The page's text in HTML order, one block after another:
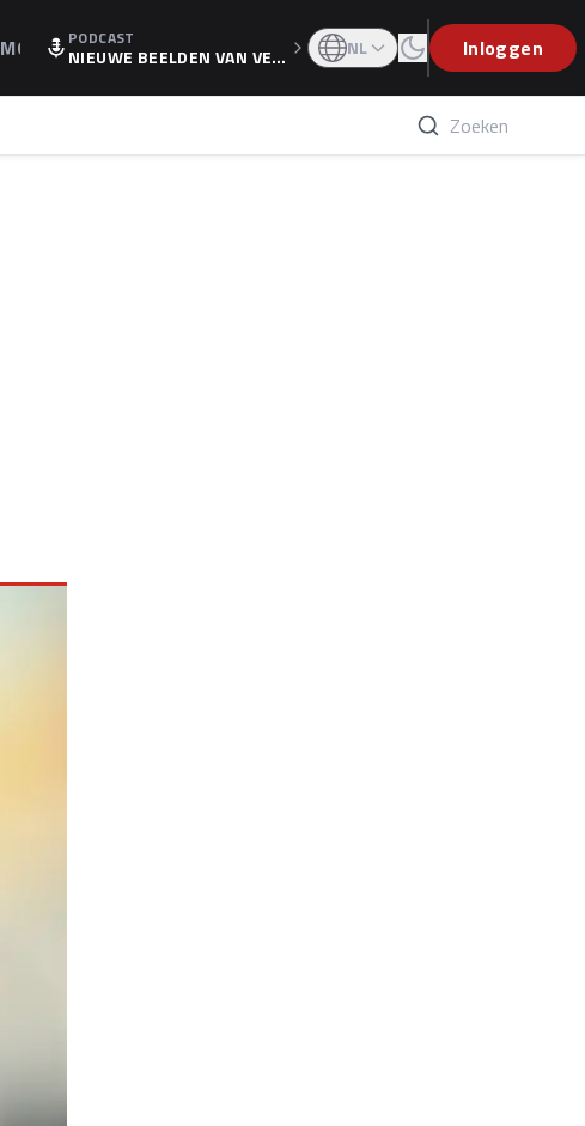
MOTOGPPODCAST
NIEUWE BEELDEN VAN VER
WEET IS ER NU GETEKEND'
NL Inloggen